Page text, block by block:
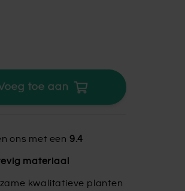
toe aan
ons met een 9.4
materiaal
kwalitatieve planten